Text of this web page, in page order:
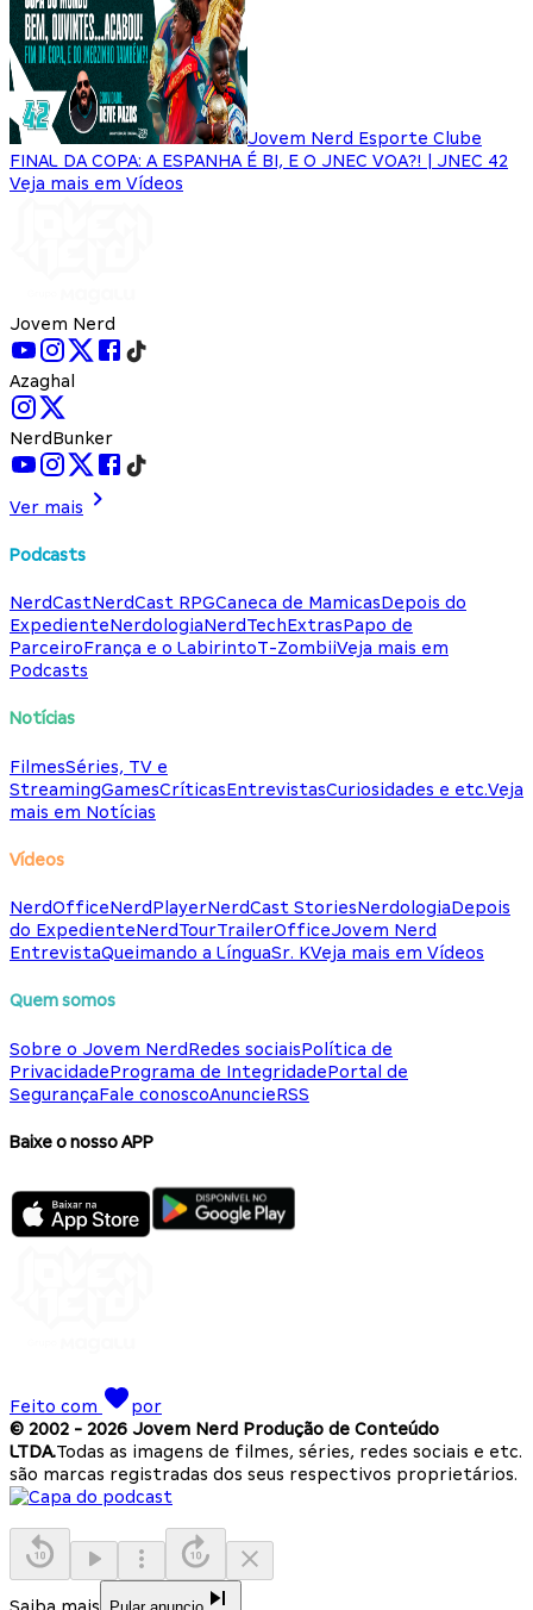
Jovem Nerd Esporte Clube
FINAL DA COPA: A ESPANHA É BI, E O JNEC VOA?! | JNEC 42
Veja mais em Vídeos
Jovem Nerd
Azaghal
NerdBunker
Ver mais
Podcasts
NerdCastNerdCast RPGCaneca de MamicasDepois do
ExpedienteNerdologiaNerdTechExtrasPapo de
ParceiroFrança e o LabirintoT-ZombiiVeja mais em
Podcasts
Notícias
FilmesSéries, TV e
StreamingGamesCríticasEntrevistasCuriosidades e etc.Veja
mais em Notícias
Vídeos
NerdOfficeNerdPlayerNerdCast StoriesNerdologiaDepois
do ExpedienteNerdTourTrailerOfficeJovem Nerd
EntrevistaQueimando a LínguaSr. KVeja mais em Vídeos
Quem somos
Sobre o Jovem NerdRedes sociaisPolítica de
PrivacidadePrograma de IntegridadePortal de
SegurançaFale conoscoAnuncieRSS
Baixe o nosso APP
Feito com
por
© 2002 - 2026 Jovem Nerd Produção de Conteúdo
LTDA.Todas as imagens de filmes, séries, redes sociais e etc.
são marcas registradas dos seus respectivos proprietários.